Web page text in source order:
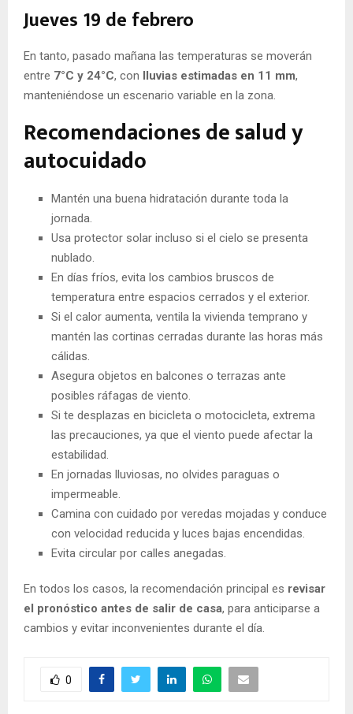
Jueves 19 de febrero
En tanto, pasado mañana las temperaturas se moverán
entre 7°C y 24°C, con lluvias estimadas en 11 mm,
manteniéndose un escenario variable en la zona.
Recomendaciones de salud y
autocuidado
Mantén una buena hidratación durante toda la
jornada.
Usa protector solar incluso si el cielo se presenta
nublado.
En días fríos, evita los cambios bruscos de
temperatura entre espacios cerrados y el exterior.
Si el calor aumenta, ventila la vivienda temprano y
mantén las cortinas cerradas durante las horas más
cálidas.
Asegura objetos en balcones o terrazas ante
posibles ráfagas de viento.
Si te desplazas en bicicleta o motocicleta, extrema
las precauciones, ya que el viento puede afectar la
estabilidad.
En jornadas lluviosas, no olvides paraguas o
impermeable.
Camina con cuidado por veredas mojadas y conduce
con velocidad reducida y luces bajas encendidas.
Evita circular por calles anegadas.
En todos los casos, la recomendación principal es revisar
el pronóstico antes de salir de casa, para anticiparse a
cambios y evitar inconvenientes durante el día.
0